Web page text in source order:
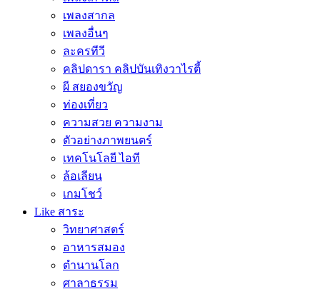
เพลงสากล
เพลงอื่นๆ
ละครทีวี
คลิปดารา คลิปบันเทิงวาไรตี้
ผี สยองขวัญ
ท่องเที่ยว
ความสวย ความงาม
ตัวอย่างภาพยนตร์
เทคโนโลยี ไอที
ล้อเลียน
เกมโชว์
Like สาระ
วิทยาศาสตร์
อาหารสมอง
ตำนานโลก
ศาลาธรรม